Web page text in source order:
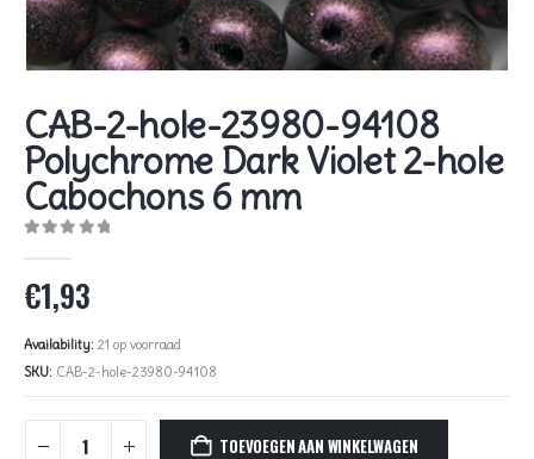
CAB-2-hole-23980-94108
Polychrome Dark Violet 2-hole
Cabochons 6 mm
€1,93
Availability: 21 op voorraad
SKU: CAB-2-hole-23980-94108
TOEVOEGEN AAN WINKELWAGEN